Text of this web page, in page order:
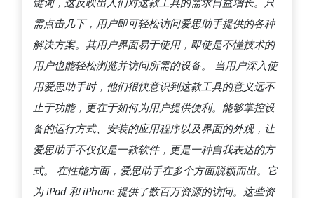
需点击几下，用户即可轻松访问爱思助手提供的各种
解决方案。其用户界面易于使用，即使是不懂技术的
用户也能轻松浏览并访问所需的设备。 当用户深入使
用爱思助手时，他们很快意识到这款工具的意义远不
止于功能，更在于如何为用户提供便利。能够掌控设
备的运行方式、安装的应用程序以及界面的外观，让
爱思助手不仅仅是一款软件，更是一种自我表达的方
式。 在性能方面，爱思助手在多个方面脱颖而出。它
为 iPad 和 iPhone 提供了数百万资源的访问。这些资